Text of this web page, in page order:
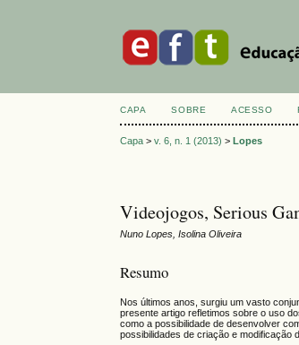
CAPA SOBRE ACESSO
Capa >v. 6, n. 1 (2013) >Lopes
Videojogos, Serious
Nuno Lopes, Isolina Oliveira
Resumo
Nos últimos anos, surgiu um vasto
presente artigo refletimos sobre o uso
como a possibilidade de desenvolver
possibilidades de criação e modificação